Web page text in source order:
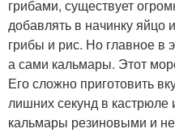
грибами, существует
добавлять в начинку яйцо
грибы и рис. Но главное в
а сами кальмары. Этот
Его сложно приготовить
лишних секунд в кастрюле
кальмары резиновыми и